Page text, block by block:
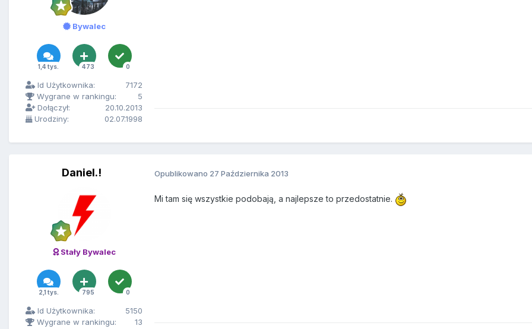
Bywalec
1,4 tys. 473 0
Id Użytkownika:
7172
Wygrane w rankingu:
5
Dołączył:
20.10.2013
Urodziny:
02.07.1998
Daniel.!
Stały Bywalec
2,1 tys. 795 0
Id Użytkownika:
5150
Wygrane w rankingu:
13
Opublikowano 27 Października 2013
Mi tam się wszystkie podobają, a najlepsze to przedostatnie.